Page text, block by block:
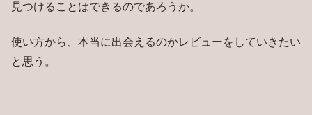
見つけることはできるのであろうか。
使い方から、本当に出会えるのかレビューをしていきたい
と思う。